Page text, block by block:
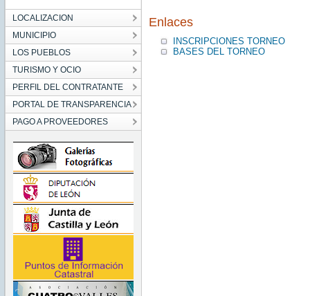
LOCALIZACION
MUNICIPIO
LOS PUEBLOS
TURISMO Y OCIO
PERFIL DEL CONTRATANTE
PORTAL DE TRANSPARENCIA
PAGO A PROVEEDORES
Enlaces
INSCRIPCIONES TORNEO
BASES DEL TORNEO